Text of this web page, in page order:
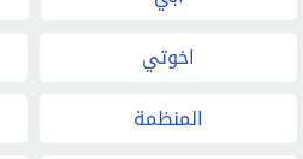
اخوتي
المنظمة